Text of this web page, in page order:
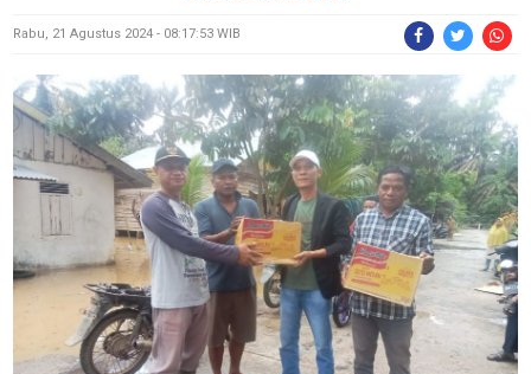
Rabu, 21 Agustus 2024 - 08:17:53 WIB